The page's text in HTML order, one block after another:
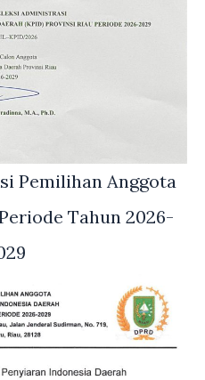
Pemilihan Anggota
Tahun 2026-